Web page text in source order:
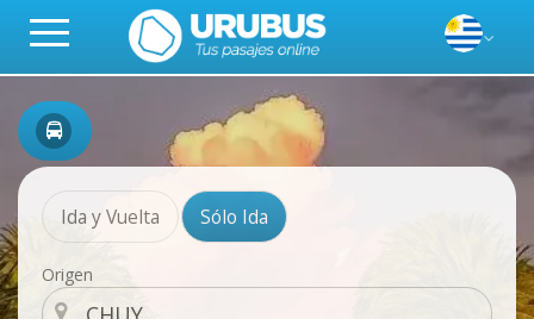
Ida y Vuelta Sólo Ida
Origen